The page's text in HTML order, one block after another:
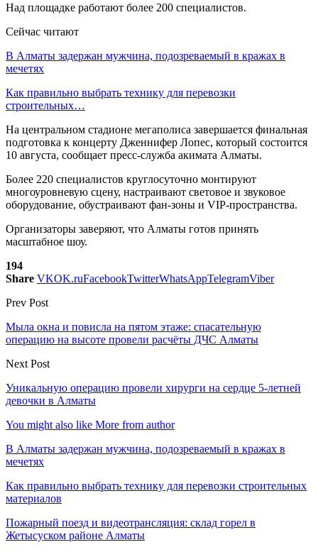
Над площадке работают более 200 специалистов.
Сейчас читают
В Алматы задержан мужчина, подозреваемый в кражах в
мечетях
Как правильно выбрать технику для перевозки
строительных…
На центральном стадионе мегаполиса завершается финальная
подготовка к концерту Дженнифер Лопес, который состоится
10 августа, сообщает пресс-служба акимата Алматы.
Более 220 специалистов круглосуточно монтируют
многоуровневую сцену, настраивают световое и звуковое
оборудование, обустраивают фан-зоны и VIP-пространства.
Организаторы заверяют, что Алматы готов принять
масштабное шоу.
194
Share VKOK.ruFacebookTwitterWhatsAppTelegramViber
Prev Post
Мыла окна и повисла на пятом этаже: спасательную
операцию на высоте провели расчёты ДЧС Алматы
Next Post
Уникальную операцию провели хирурги на сердце 5-летней
девочки в Алматы
You might also like More from author
В Алматы задержан мужчина, подозреваемый в кражах в
мечетях
Как правильно выбрать технику для перевозки строительных
материалов
Пожарный поезд и видеотрансляция: склад горел в
Жетысуском районе Алматы